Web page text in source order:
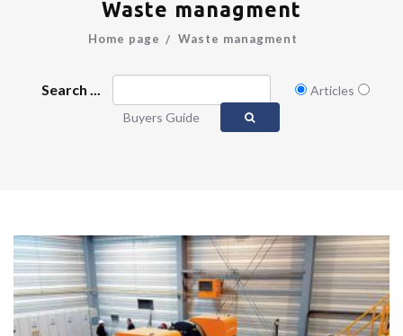
Waste managment
Home page Waste managment
Search ...
Articles
Buyers Guide